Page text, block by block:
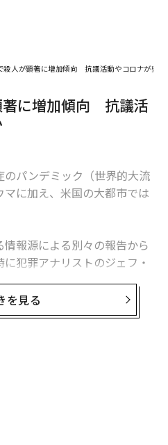
殺人が顕著に増加傾向 抗議活動やコロナが要因
著に増加傾向 抗議活
パンデミック（世界的大流
に加え、米国の大都市では
報源による別々の報告から
犯罪アナリストのジェフ・
米国の23の大都市における
て今年6月末までに23％増
興味深いことに、アシャー
を見る